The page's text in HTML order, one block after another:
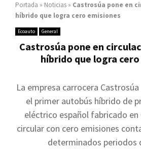
Portada » Noticias » Castrosúa pone en
híbrido que logra cero emisiones
Ecoauto General
Castrosúa pone en
híbrido que logra
La empresa carrocera
el primer autobús híbrido de
eléctrico español fabricado en
circular con cero emisiones
determinados periodos